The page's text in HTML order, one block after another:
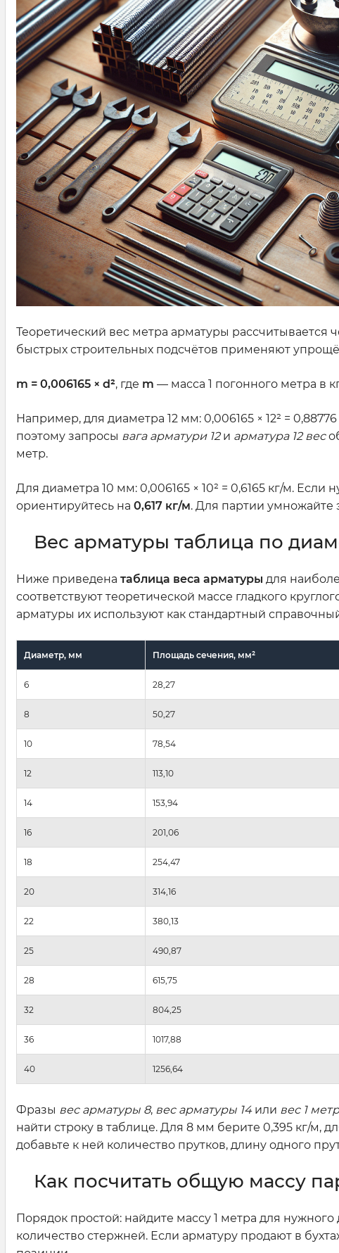
Теоретический вес метра арматуры рассчитывается
быстрых строительных подсчётов применяют
m = 0,006165 × d², где m — масса 1 погонного метра в
Например, для диаметра 12 мм: 0,006165 × 12² =
поэтому запросы вага арматури 12и арматура 12 вес
метр.
Для диаметра 10 мм: 0,006165 × 10² = 0,6165 кг/м. Если
ориентируйтесь на 0,617 кг/м. Для партии умножайте
Вес арматуры таблица по
Ниже приведена таблица веса арматуры для
соответствуют теоретической массе гладкого
арматуры их используют как стандартный
Диаметр, мм Площадь сечения, мм²
6 28,27
8 50,27
10 78,54
12 113,10
14 153,94
16 201,06
18 254,47
20 314,16
22 380,13
25 490,87
28 615,75
32 804,25
36 1017,88
40 1256,64
Фразы вес арматуры 8, вес арматуры 14или вес 1
найти строку в таблице. Для 8 мм берите 0,395 кг/м,
добавьте к ней количество прутков, длину одного
Как посчитать общую массу
Порядок простой: найдите массу 1 метра для
количество стержней. Если арматуру продают в